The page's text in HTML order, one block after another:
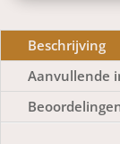
Beschrijving
Aanvullende